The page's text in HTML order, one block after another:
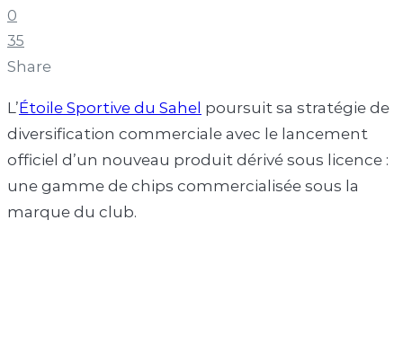
0
35
Share
L’Étoile Sportive du Sahel poursuit sa stratégie de
diversification commerciale avec le lancement
officiel d’un nouveau produit dérivé sous licence :
une gamme de chips commercialisée sous la
marque du club.